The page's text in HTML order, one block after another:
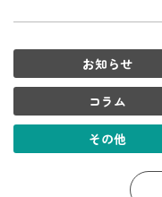
お知らせ
コラム
その他